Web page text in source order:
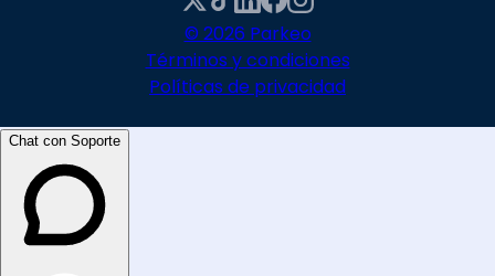
© 2026 Parkeo
Términos y condiciones
Políticas de privacidad
Chat con Soporte